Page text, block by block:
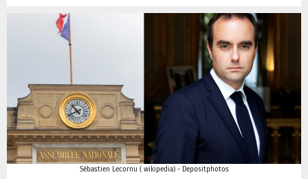
Sébastien Lecornu ( wikipedia) - Depositphotos